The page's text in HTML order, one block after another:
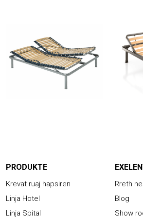
PRODUKTE
Krevat ruaj hapsiren
Linja Hotel
Linja Spital
Rreth
Blog
Show